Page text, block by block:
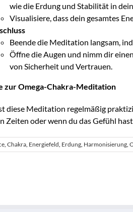
wie die Erdung und Stabilität in
Visualisiere, dass dein gesamtes
Beende die Meditation langsam,
Öffne die Augen und nimm dir
von Sicherheit und Vertrauen.
zur Omega-Chakra-Meditation
diese Meditation regelmäßig
Zeiten oder wenn du das Gefühl
, Chakra, Energiefeld, Erdung, Harmonisierung,